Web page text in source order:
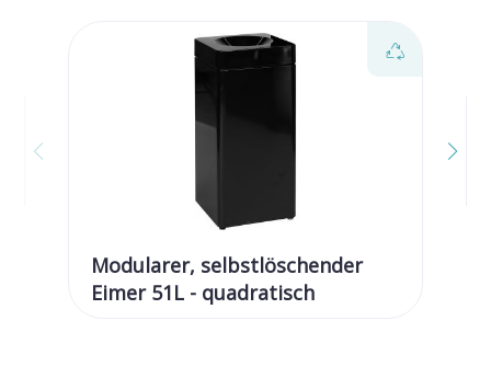
Modularer, selbstlöschender
Eimer 51L - quadratisch